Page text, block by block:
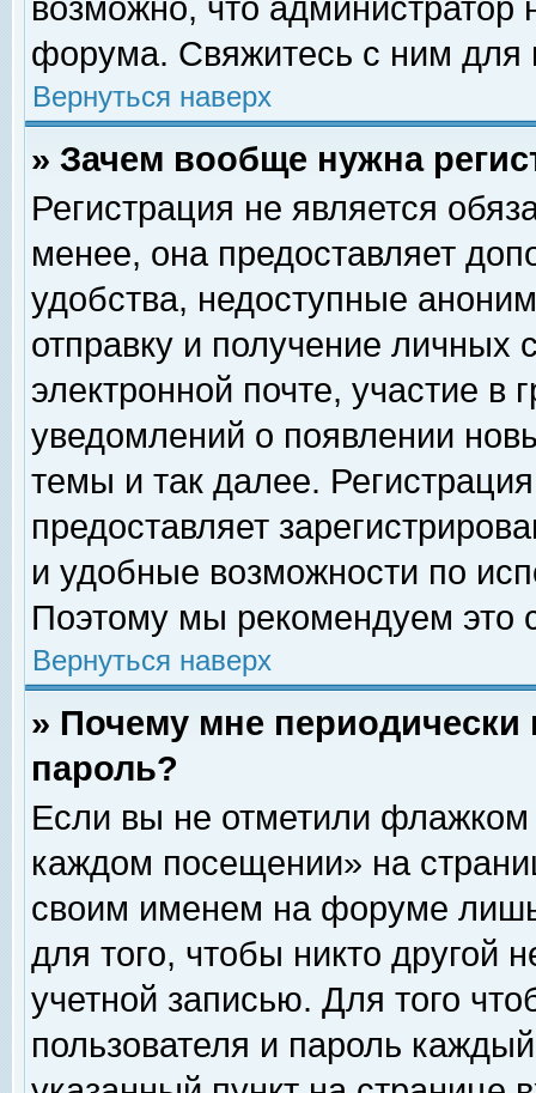
возможно, что
форума. Свяжитесь с ним для
Вернуться наверх
» Зачем вообще нужна
Регистрация не является
менее, она предоставляет
удобства, недоступные
отправку и получение личных
электронной почте, участие в
уведомлений о появлении
темы и так далее.
предоставляет
и удобные возможности по
Поэтому мы рекомендуем это
Вернуться наверх
» Почему мне
пароль?
Если вы не отметили флажком
каждом посещении» на
своим именем на форуме
для того, чтобы никто другой
учетной записью. Для того
пользователя и пароль